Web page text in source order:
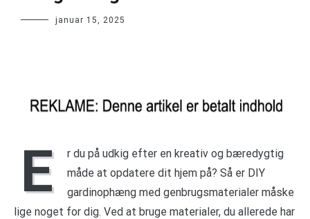
januar 15, 2025
E
r du på udkig efter en kreativ og bæredygtig
måde at opdatere dit hjem på? Så er DIY
gardinophæng med genbrugsmaterialer måske
lige noget for dig. Ved at bruge materialer, du allerede har